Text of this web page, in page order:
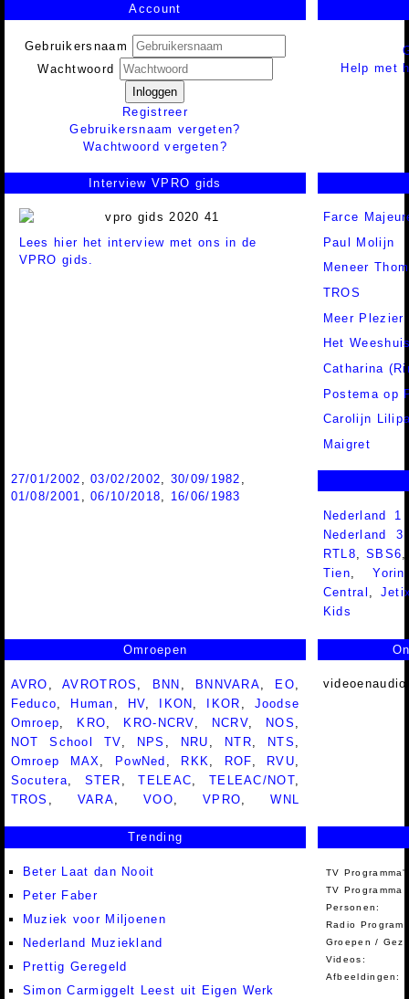
Account
Gebruikersnaam
Wachtwoord
Inloggen
Registreer
Gebruikersnaam vergeten?
Wachtwoord vergeten?
Help met
Interview VPRO gids
Lees hier het interview met ons in de
VPRO gids.
Farce
Paul Molijn
Meneer
TROS
Meer Plezier
Het
Catharina
Postema op
Carolijn
Maigret
27/01/2002 ,03/02/2002 30/09/1982
01/08/2001
,06/10/2018
16/06/1983
Nederland
Nederland
RTL8,SBS6
Tien,Yorin
Central ,
Kids
Omroepen
AVRO ,AVROTROS BNN BNNVARA EO
Feduco
Human HV IKON IKOR
Joodse
Omroep
KRO KRO-NCRV NCRV NOS
NOT School TV
NPS NRU NTR NTS
Omroep MAX
PowNed RKK ROF RVU
Socutera
STER ,TELEAC TELEAC/NOT
TROS
VARA ,VOO ,VPRO ,WNL
Trending
Beter Laat dan Nooit
Peter Faber
Muziek voor Miljoenen
Nederland Muziekland
Prettig Geregeld
Simon Carmiggelt Leest uit Eigen Werk
TV
TV Programma
Personen:
Radio
Groepen /
Videos:
Afbeeldingen: